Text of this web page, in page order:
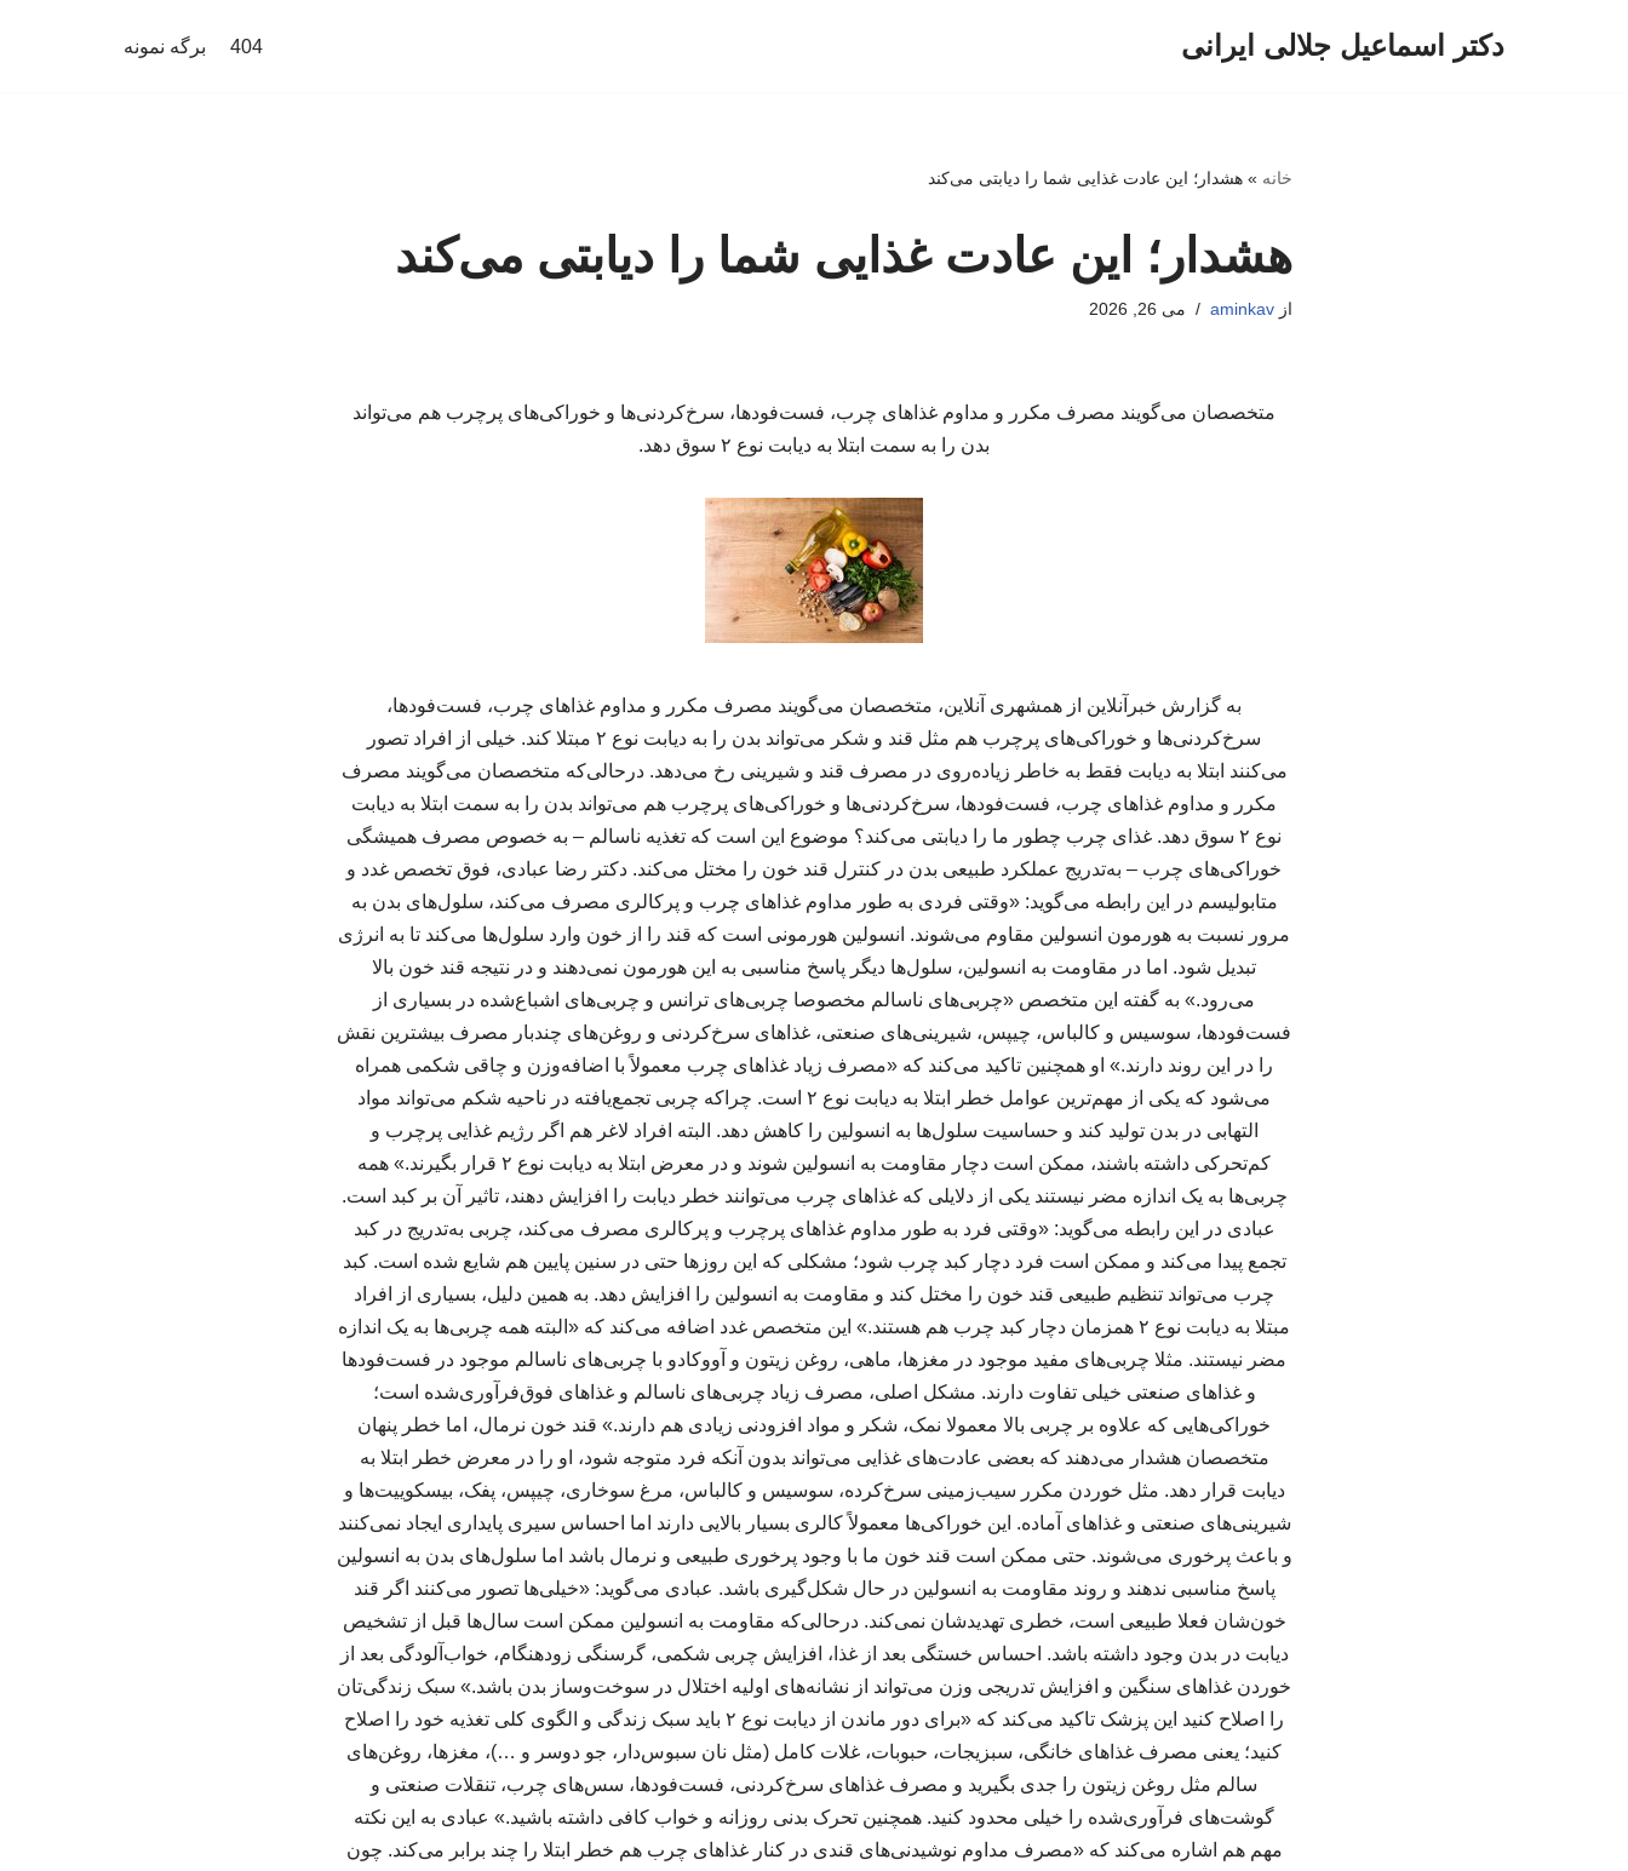
دکتر اسماعیل جلالی ایرانی 404 برگه نمونه
خانه »هشدار؛ این عادت غذایی شما را دیابتی می‌کند
هشدار؛ این عادت غذایی شما را دیابتی می‌کند
ازaminkav می 26, 2026
متخصصان می‌گویند مصرف مکرر و مداوم غذاهای چرب، فست‌فودها، سرخ‌کردنی‌ها و خوراکی‌های پرچرب هم می‌تواند
بدن را به سمت ابتلا به دیابت نوع ۲ سوق دهد.
به گزارش خبرآنلاین از همشهری آنلاین، متخصصان می‌گویند مصرف مکرر و مداوم غذاهای چرب، فست‌فودها،
سرخ‌کردنی‌ها و خوراکی‌های پرچرب هم مثل قند و شکر می‌تواند بدن را به دیابت نوع ۲ مبتلا کند. خیلی از افراد تصور
می‌کنند ابتلا به دیابت فقط به خاطر زیاده‌روی در مصرف قند و شیرینی رخ می‌دهد. درحالی‌که متخصصان می‌گویند مصرف
مکرر و مداوم غذاهای چرب، فست‌فودها، سرخ‌کردنی‌ها و خوراکی‌های پرچرب هم می‌تواند بدن را به سمت ابتلا به دیابت
نوع ۲ سوق دهد. غذای چرب چطور ما را دیابتی می‌کند؟ موضوع این است که تغذیه ناسالم – به خصوص مصرف همیشگی
خوراکی‌های چرب – به‌تدریج عملکرد طبیعی بدن در کنترل قند خون را مختل می‌کند. دکتر رضا عبادی، فوق تخصص غدد و
متابولیسم در این رابطه می‌گوید: «وقتی فردی به‌ طور مداوم غذاهای چرب و پرکالری مصرف می‌کند، سلول‌های بدن به
‌مرور نسبت به هورمون انسولین مقاوم می‌شوند. انسولین هورمونی است که قند را از خون وارد سلول‌ها می‌کند تا به انرژی
تبدیل شود. اما در مقاومت به انسولین، سلول‌ها دیگر پاسخ مناسبی به این هورمون نمی‌دهند و در نتیجه قند خون بالا
می‌رود.» به گفته این متخصص «چربی‌های ناسالم مخصوصا چربی‌های ترانس و چربی‌های اشباع‌شده در بسیاری از
فست‌فودها، سوسیس و کالباس، چیپس، شیرینی‌های صنعتی، غذاهای سرخ‌کردنی و روغن‌های چندبار مصرف بیشترین نقش
را در این روند دارند.» او همچنین تاکید می‌کند که «مصرف زیاد غذاهای چرب معمولاً با اضافه‌وزن و چاقی شکمی همراه
می‌شود که یکی از مهم‌ترین عوامل خطر ابتلا به دیابت نوع ۲ است. چراکه چربی تجمع‌یافته در ناحیه شکم می‌تواند مواد
التهابی در بدن تولید کند و حساسیت سلول‌ها به انسولین را کاهش دهد. البته افراد لاغر هم اگر رژیم غذایی پرچرب و
کم‌تحرکی داشته باشند، ممکن است دچار مقاومت به انسولین شوند و در معرض ابتلا به دیابت نوع ۲ قرار بگیرند.» همه
چربی‌ها به یک اندازه مضر نیستند یکی از دلایلی که غذاهای چرب می‌توانند خطر دیابت را افزایش دهند، تاثیر آن بر کبد است.
عبادی در این رابطه می‌گوید: «وقتی فرد به‌ طور مداوم غذاهای پرچرب و پرکالری مصرف می‌کند، چربی به‌تدریج در کبد
تجمع پیدا می‌کند و ممکن است فرد دچار کبد چرب شود؛ مشکلی که این روزها حتی در سنین پایین هم شایع شده است. کبد
چرب می‌تواند تنظیم طبیعی قند خون را مختل کند و مقاومت به انسولین را افزایش دهد. به همین دلیل، بسیاری از افراد
مبتلا به دیابت نوع ۲ همزمان دچار کبد چرب هم هستند.» این متخصص غدد اضافه می‌کند که «البته همه چربی‌ها به یک اندازه
مضر نیستند. مثلا چربی‌های مفید موجود در مغزها، ماهی، روغن زیتون و آووکادو با چربی‌های ناسالم موجود در فست‌فودها
و غذاهای صنعتی خیلی تفاوت دارند. مشکل اصلی، مصرف زیاد چربی‌های ناسالم و غذاهای فوق‌فرآوری‌شده است؛
خوراکی‌هایی که علاوه بر چربی بالا معمولا نمک، شکر و مواد افزودنی زیادی هم دارند.» قند خون نرمال، اما خطر پنهان
متخصصان هشدار می‌دهند که بعضی عادت‌های غذایی می‌تواند بدون آنکه فرد متوجه شود، او را در معرض خطر ابتلا به
دیابت قرار دهد. مثل خوردن مکرر سیب‌زمینی سرخ‌کرده، سوسیس و کالباس، مرغ سوخاری، چیپس، پفک، بیسکوییت‌ها و
شیرینی‌های صنعتی و غذاهای آماده. این خوراکی‌ها معمولاً کالری بسیار بالایی دارند اما احساس سیری پایداری ایجاد نمی‌کنند
و باعث پرخوری می‌شوند. حتی ممکن است قند خون ما با وجود پرخوری طبیعی و نرمال باشد اما سلول‌های بدن به انسولین
پاسخ مناسبی ندهند و روند مقاومت به انسولین در حال شکل‌گیری باشد. عبادی می‌گوید: «خیلی‌ها تصور می‌کنند اگر قند
خون‌شان فعلا طبیعی است، خطری تهدیدشان نمی‌کند. درحالی‌که مقاومت به انسولین ممکن است سال‌ها قبل از تشخیص
دیابت در بدن وجود داشته باشد. احساس خستگی بعد از غذا، افزایش چربی شکمی، گرسنگی زودهنگام، خواب‌آلودگی بعد از
خوردن غذاهای سنگین و افزایش تدریجی وزن می‌تواند از نشانه‌های اولیه اختلال در سوخت‌وساز بدن باشد.» سبک زندگی‌تان
را اصلاح کنید این پزشک تاکید می‌کند که «برای دور ماندن از دیابت نوع ۲ باید سبک زندگی و الگوی کلی تغذیه خود را اصلاح
کنید؛ یعنی مصرف غذاهای خانگی، سبزیجات، حبوبات، غلات کامل (مثل نان سبوس‌دار، جو دوسر و …)، مغزها، روغن‌های
سالم مثل روغن زیتون را جدی بگیرید و مصرف غذاهای سرخ‌کردنی، فست‌فودها، سس‌های چرب، تنقلات صنعتی و
گوشت‌های فرآوری‌شده را خیلی محدود کنید. همچنین تحرک بدنی روزانه و خواب کافی داشته باشید.» عبادی به این نکته
مهم هم اشاره می‌کند که «مصرف مداوم نوشیدنی‌های قندی در کنار غذاهای چرب هم خطر ابتلا را چند برابر می‌کند. چون